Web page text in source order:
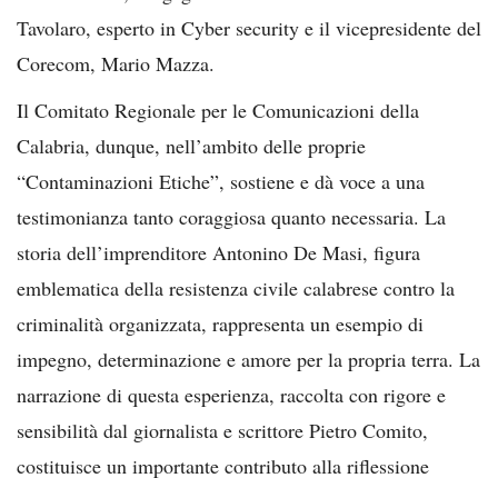
Tavolaro, esperto in Cyber security e il vicepresidente del
Corecom, Mario Mazza.
Il Comitato Regionale per le Comunicazioni della
Calabria, dunque, nell’ambito delle proprie
“Contaminazioni Etiche”, sostiene e dà voce a una
testimonianza tanto coraggiosa quanto necessaria. La
storia dell’imprenditore Antonino De Masi, figura
emblematica della resistenza civile calabrese contro la
criminalità organizzata, rappresenta un esempio di
impegno, determinazione e amore per la propria terra. La
narrazione di questa esperienza, raccolta con rigore e
sensibilità dal giornalista e scrittore Pietro Comito,
costituisce un importante contributo alla riflessione